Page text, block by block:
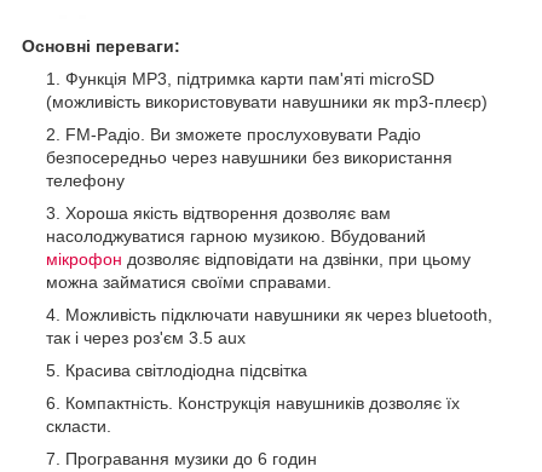
Основні переваги:
Функція MP3, підтримка карти пам'яті microSD
(можливість використовувати навушники як mp3-плеєр)
FM-Радіо. Ви зможете прослуховувати Радіо
безпосередньо через навушники без використання
телефону
Хороша якість відтворення дозволяє вам
насолоджуватися гарною музикою. Вбудований
мікрофон дозволяє відповідати на дзвінки, при цьому
можна займатися своїми справами.
Можливість підключати навушники як через bluetooth,
так і через роз'єм 3.5 aux
Красива світлодіодна підсвітка
Компактність. Конструкція навушників дозволяє їх
скласти.
Програвання музики до 6 годин